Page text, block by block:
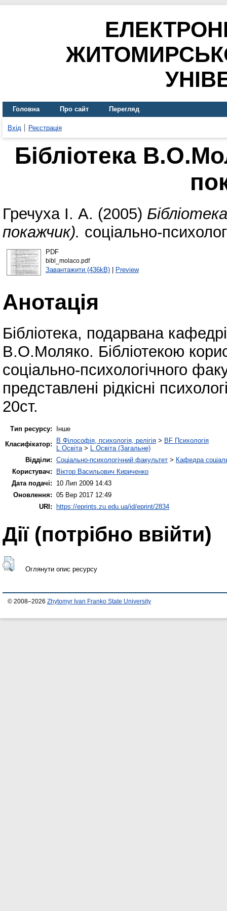
Головна Про сайт Перегляд
Вхід Реєстрація
Бібліотека
Гречуха І. А. (2005)
покажчик). соціально-
PDF
bibl_molaco.pdf
Завантажити (436kB)| Preview
Анотація
Бібліотека, подарвана
В.О.Моляко. Бібліотекою
соціально-психологічного
представлені рідкісні
20ст.
Тип ресурсу:
Інше
Класифікатор:
B Філософія, психологія, релігія > BF Психологія
L Освіта > L Освіта (Загальне)
Відділи: Соціально-психологічний факультет > Кафедра
Користувач:
Віктор Васильович Кириченко
Дата подачі:
10 Лип 2009 14:43
Оновлення: 05 Вер 2017 12:49
URI: https://eprints.zu.edu.ua/id/eprint/2834
Дії ​​(потрібно ввійти)
Оглянути опис ресурсу
© 2008–2026 Zhytomyr Ivan Franko State University